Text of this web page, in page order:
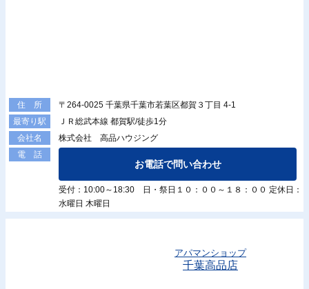
住 所
〒264-0025 千葉県千葉市若葉区都賀３丁目 4-1
最寄り駅
ＪＲ総武本線 都賀駅/徒歩1分
会社名
株式会社 高品ハウジング
電 話
お電話で問い合わせ
受付：10:00～18:30 日・祭日１０：００～１８：００ 定休日：
水曜日 木曜日
アパマンショップ
千葉高品店